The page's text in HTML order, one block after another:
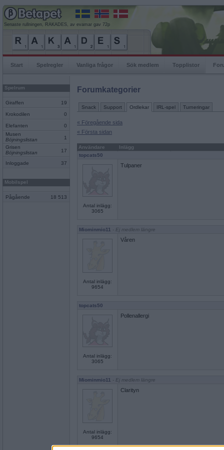
Senaste rullningen, RAKADES, av evamar gav 72p
Start Spelregler Vanliga frågor Sök medlem Topplistor
Spelrum
Giraffen 19
Krokodilen 0
Elefanten
0
Musen
Böjningslistan
1
Grisen
Böjningslistan
17
Inloggade 37
Mobilspel
Pågående 18 513
Forumkategorier
Snack Support Ordlekar IRL-spel Turneringar
« Föregående sida
« Första sidan
Användare
Inlägg
topcats50
Antal inlägg:
3065
Tulpaner
Miominmio11 - Ej medlem längre
Antal inlägg:
9654
Våren
topcats50
Antal inlägg:
3065
Pollenallergi
Miominmio11 - Ej medlem längre
Antal inlägg:
9654
Clarityn